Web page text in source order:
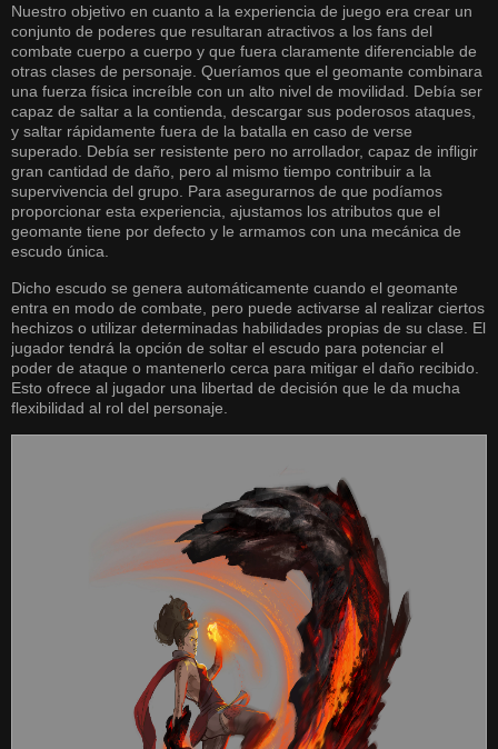
Nuestro objetivo en cuanto a la experiencia de juego era crear un
conjunto de poderes que resultaran atractivos a los fans del
combate cuerpo a cuerpo y que fuera claramente diferenciable de
otras clases de personaje. Queríamos que el geomante combinara
una fuerza física increíble con un alto nivel de movilidad. Debía ser
capaz de saltar a la contienda, descargar sus poderosos ataques,
y saltar rápidamente fuera de la batalla en caso de verse
superado. Debía ser resistente pero no arrollador, capaz de infligir
gran cantidad de daño, pero al mismo tiempo contribuir a la
supervivencia del grupo. Para asegurarnos de que podíamos
proporcionar esta experiencia, ajustamos los atributos que el
geomante tiene por defecto y le armamos con una mecánica de
escudo única.
Dicho escudo se genera automáticamente cuando el geomante
entra en modo de combate, pero puede activarse al realizar ciertos
hechizos o utilizar determinadas habilidades propias de su clase. El
jugador tendrá la opción de soltar el escudo para potenciar el
poder de ataque o mantenerlo cerca para mitigar el daño recibido.
Esto ofrece al jugador una libertad de decisión que le da mucha
flexibilidad al rol del personaje.